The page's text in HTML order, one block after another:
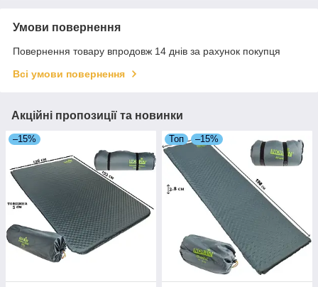
Умови повернення
Повернення товару впродовж 14 днів за рахунок покупця
Всі умови повернення
Акційні пропозиції та новинки
–15% Топ –15%